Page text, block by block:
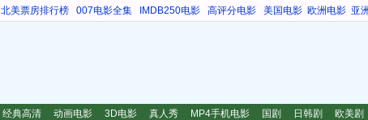
北美票房排行榜 007电影全集 IMDB250电影 高评分电影 美国电影 欧洲电影 亚
经典高清 动画电影 3D电影 真人秀 MP4手机电影 国剧 日韩剧 欧美剧